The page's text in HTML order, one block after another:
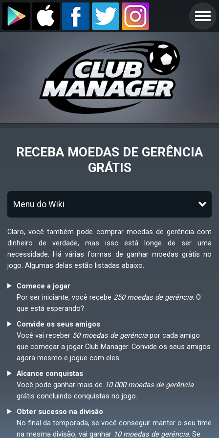
RECEBA MOEDAS DE GERÊNCIA
GRÁTIS
Menu do Wiki
Claro, você também pode comprar moedas de gerência com
dinheiro de verdade, mas isso está longe de ser uma
necessidade. Há várias formas de ganhar moedas grátis no
jogo. Algumas delas estão listadas abaixo.
Comece a jogar
Por ser iniciante, você recebe 250 moedas de gerência. O
que está esperando?
Convide os seus amigos
Você vai receber 50 moedas de gerênciapor cada amigo
que começar a jogar Club Manager. Convide os seus amigos
agora mesmo e jogue com eles.
Alcance conquistas
Você pode ganhar mais de 10 000 moedas de gerência
grátis concluindo conquistas no jogo.
Obter sucesso na divisão
No final da temporada, se você conseguir manter o seu time
na mesma divisão, vai ganhar 10 moedas de gerência. Se